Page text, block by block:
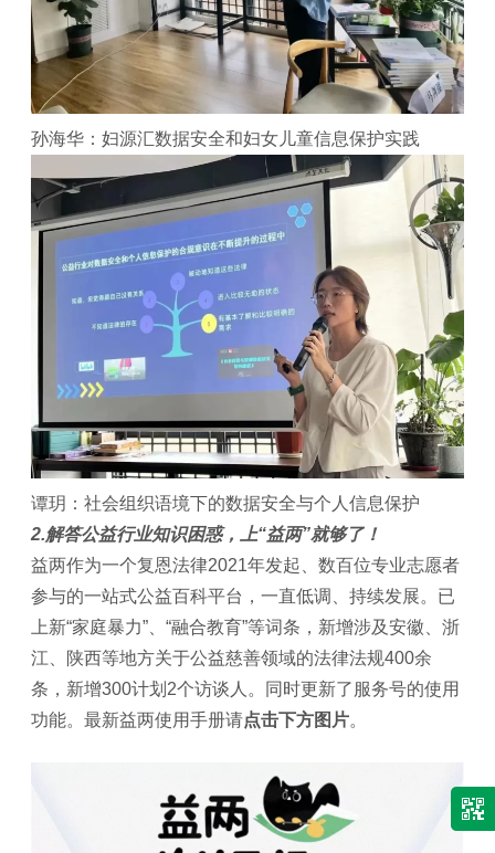
孙海华：妇源汇数据安全和妇女儿童信息保护实践
谭玥：社会组织语境下的数据安全与个人信息保护
2.解答公益行业知识困惑，上“益两”就够了！
益两作为一个复恩法律2021年发起、数百位专业志愿者
参与的一站式公益百科平台，一直低调、持续发展。已
上新“家庭暴力”、“融合教育”等词条，新增涉及安徽、浙
江、陕西等地方关于公益慈善领域的法律法规400余
条，新增300计划2个访谈人。同时更新了服务号的使用
功能。最新益两使用手册请点击下方图片。